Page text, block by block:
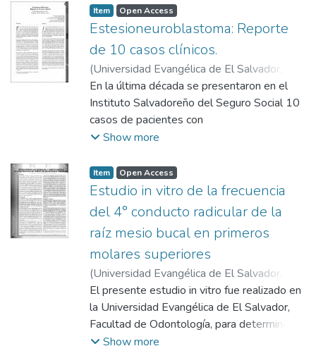
de la Universidad Evangélica de El Salvador,
se estudiaron 48 piezas dentales
permanentes de pacientes entre 22-27
años, que respondían de forma positiva a las
pruebas de sensibilidad al frio, calor, ácido y
dulce por un máximo de 5 segundos,
realizando laserterapia con intervalos de una
semana, durante un mes.
Item Open Access
Estesioneuroblastoma: Reporte
de 10 casos clínicos.
(Universidad Evangélica de El Salvador,
2008-06)Fuentes Canales, Adán Américo
Herrera de, Helen
En la última década se presentaron en el
Instituto Salvadoreño del Seguro Social 10
casos de pacientes con
estesioneuroblastoma (ENB) y el propósito
de sobrevivencia de los pacientes frente a
las diferentes modalidades de tratamiento,
verificar el tiempo de sobrevivencia en
relación al sexo , edad, tratamiento
adicional, estadiaje del tumor e identificar
los signos y síntomas más frecuentes del
paciente relacionados con este tipo de
neuroblatoma.
Show more
Item Open Access
Estudio in vitro de la frecuencia
del 4° conducto radicular de la
raíz mesio bucal en primeros
molares superiores
(Universidad Evangélica de El Salvador,
2004)Herrera, Henry ;Herrera de, Helen ;
Gutiérrez, José
El presente estudio in vitro fue realizado en
la Universidad Evangélica de El Salvador,
Facultad de Odontología, para determinar la
frecuencia del 4° conducto de la raíz mesio
Show more